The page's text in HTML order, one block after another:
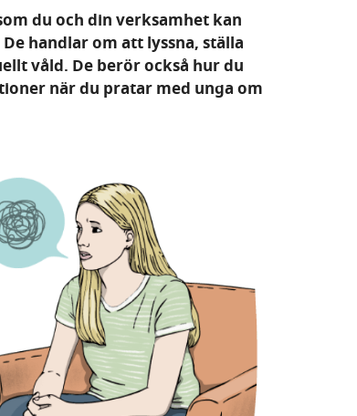
du och din verksamhet kan
handlar om att lyssna, ställa
våld. De berör också hur du
när du pratar med unga om